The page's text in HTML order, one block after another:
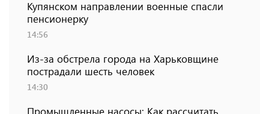
Купянском направлении военные спасли
пенсионерку
14:56
Из-за обстрела города на Харьковщине
пострадали шесть человек
14:30
Промышленные насосы: Как рассчитать